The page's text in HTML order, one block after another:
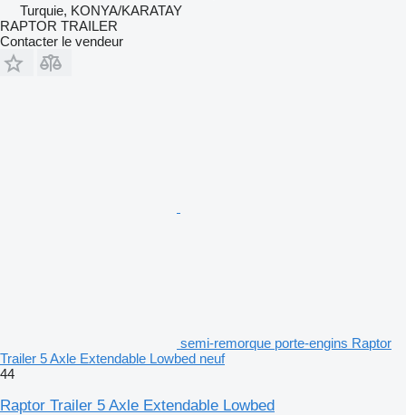
Turquie, KONYA/KARATAY
RAPTOR TRAILER
Contacter le vendeur
semi-remorque porte-engins Raptor
Trailer 5 Axle Extendable Lowbed neuf
44
Raptor Trailer 5 Axle Extendable Lowbed